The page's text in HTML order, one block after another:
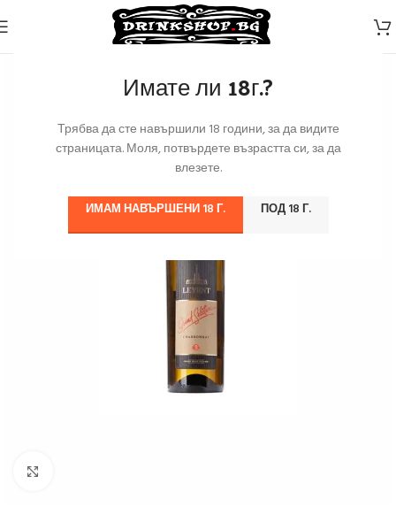
Имате ли 18г.?
Трябва да сте навършили 18 години, за да видите
страницата. Моля, потвърдете възрастта си, за да
влезете.
ИМАМ НАВЪРШЕНИ 18 Г. ПОД 18 Г.